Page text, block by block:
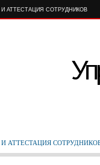
АТТЕСТАЦИЯ СОТРУДНИКОВ
АТТЕСТАЦИЯ